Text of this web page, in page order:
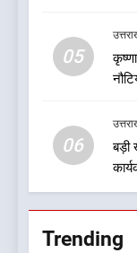
05
06
बड़ी
Trending
1